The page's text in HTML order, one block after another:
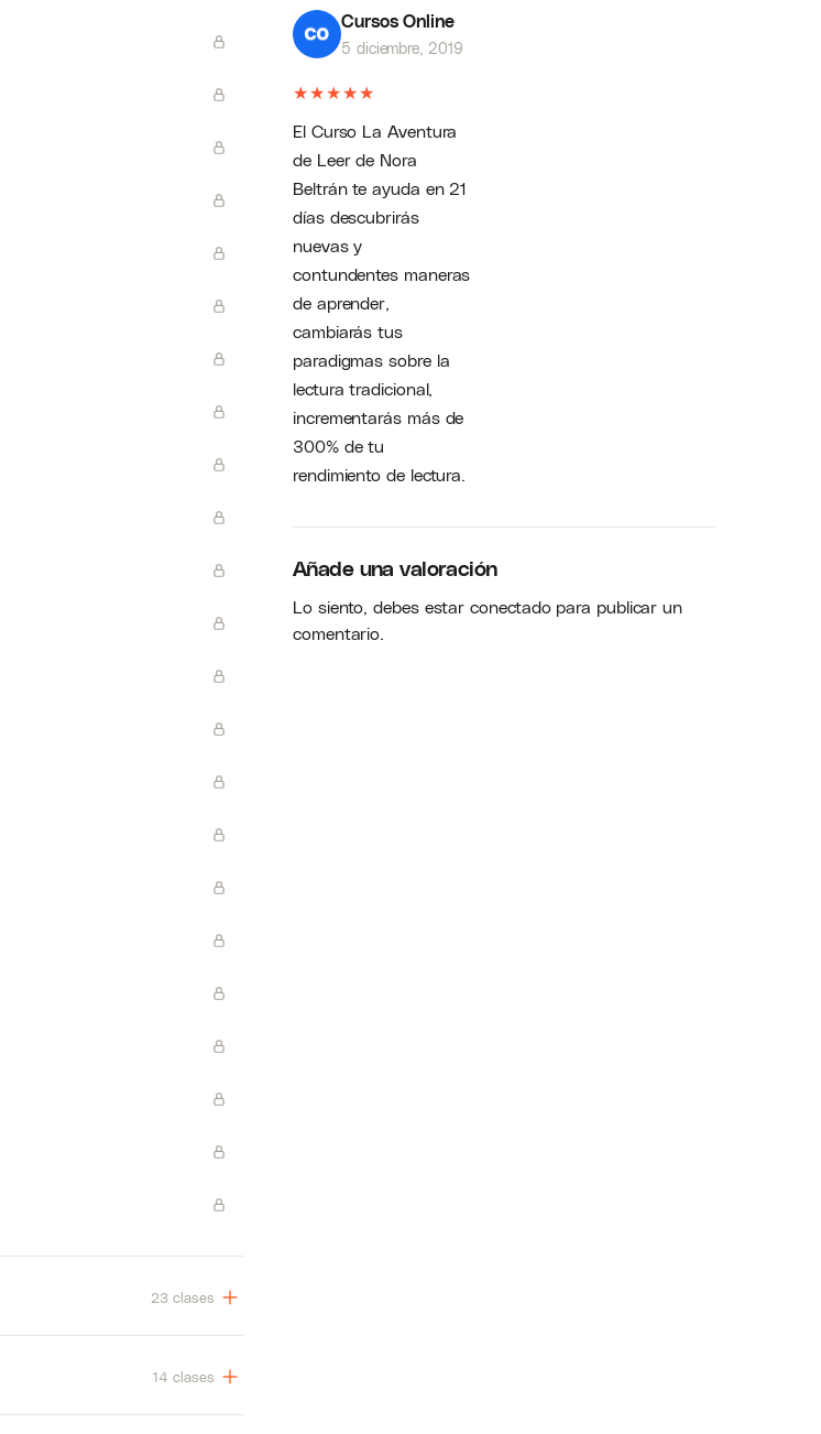
23 clases
14 clases
Cursos Online
5 diciembre, 2019
★★★★★
El ​Curso La Aventura
de Leer de Nora
Beltrán te ayuda en 21
días descubrirás
nuevas y
contundentes maneras
de aprender,
cambiarás tus
paradigmas sobre la
lectura tradicional,
incrementarás más de
300% de tu
rendimiento de lectura.
Añade una valoración
Lo siento, debes estarconectadopara publicar un
comentario.